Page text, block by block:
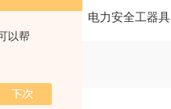
以帮
电力安全工器具